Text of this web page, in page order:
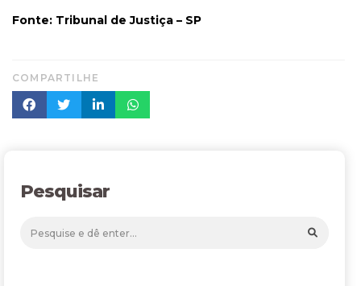
Fonte: Tribunal de Justiça – SP
COMPARTILHE
Pesquisar